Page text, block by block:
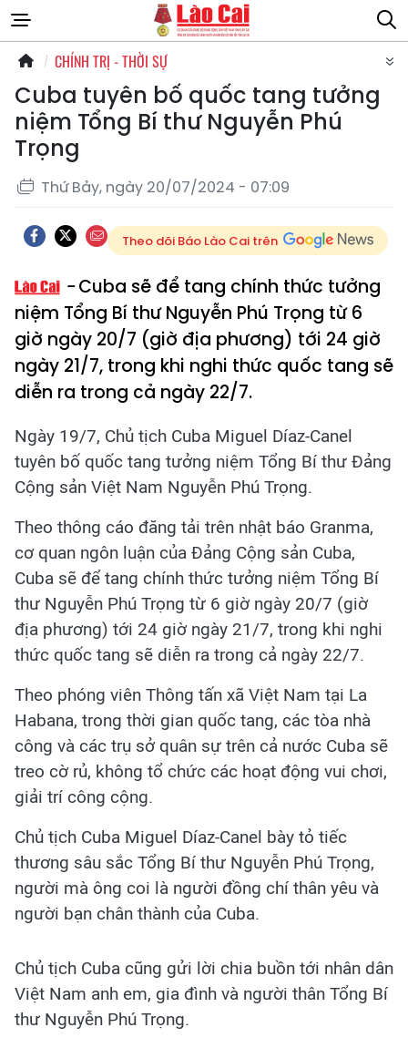
CHÍNH TRỊ - THỜI SỰ
Cuba tuyên bố quốc tang tưởng
niệm Tổng Bí thư Nguyễn Phú
Trọng
Thứ Bảy, ngày 20/07/2024 - 07:09
Theo dõi Báo Lào Cai trên
Cuba sẽ để tang chính thức tưởng
niệm Tổng Bí thư Nguyễn Phú Trọng từ 6
giờ ngày 20/7 (giờ địa phương) tới 24 giờ
ngày 21/7, trong khi nghi thức quốc tang sẽ
diễn ra trong cả ngày 22/7.
Ngày 19/7, Chủ tịch Cuba Miguel Díaz-Canel
tuyên bố quốc tang tưởng niệm Tổng Bí thư Đảng
Cộng sản Việt Nam Nguyễn Phú Trọng.
Theo thông cáo đăng tải trên nhật báo Granma,
cơ quan ngôn luận của Đảng Cộng sản Cuba,
Cuba sẽ để tang chính thức tưởng niệm Tổng Bí
thư Nguyễn Phú Trọng từ 6 giờ ngày 20/7 (giờ
địa phương) tới 24 giờ ngày 21/7, trong khi nghi
thức quốc tang sẽ diễn ra trong cả ngày 22/7.
Theo phóng viên Thông tấn xã Việt Nam tại La
Habana, trong thời gian quốc tang, các tòa nhà
công và các trụ sở quân sự trên cả nước Cuba sẽ
treo cờ rủ, không tổ chức các hoạt động vui chơi,
giải trí công cộng.
Chủ tịch Cuba Miguel Díaz-Canel bày tỏ tiếc
thương sâu sắc Tổng Bí thư Nguyễn Phú Trọng,
người mà ông coi là người đồng chí thân yêu và
người bạn chân thành của Cuba.
Chủ tịch Cuba cũng gửi lời chia buồn tới nhân dân
Việt Nam anh em, gia đình và người thân Tổng Bí
thư Nguyễn Phú Trọng.